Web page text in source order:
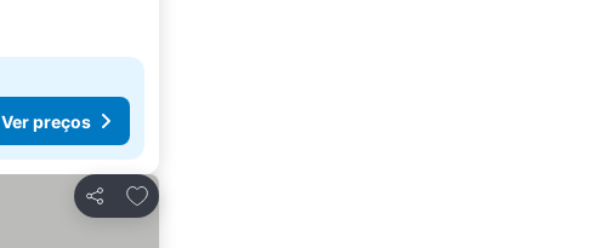
Ver preços
Partilhar
Adicionar aos favoritos